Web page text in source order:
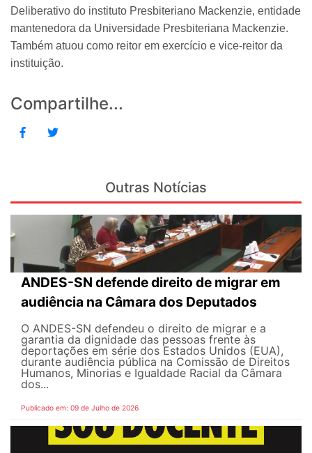
Deliberativo do instituto Presbiteriano Mackenzie, entidade
mantenedora da Universidade Presbiteriana Mackenzie.
Também atuou como reitor em exercício e vice-reitor da
instituição.
Compartilhe...
Outras Notícias
ANDES-SN defende direito de migrar em
audiência na Câmara dos Deputados
O ANDES-SN defendeu o direito de migrar e a
garantia da dignidade das pessoas frente às
deportações em série dos Estados Unidos (EUA),
durante audiência pública na Comissão de Direitos
Humanos, Minorias e Igualdade Racial da Câmara
dos...
Publicado em: 09 de Julho de 2026